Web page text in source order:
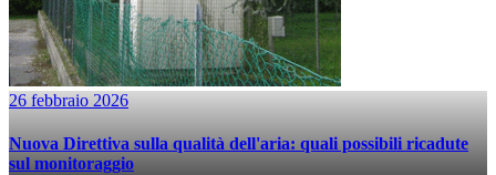
26 febbraio 2026
Nuova Direttiva sulla qualità dell'aria: quali possibili ricadute
sul monitoraggio